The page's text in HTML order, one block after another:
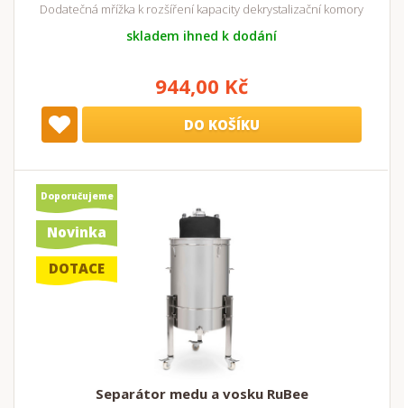
Dodatečná mřížka k rozšíření kapacity dekrystalizační komory
skladem ihned k dodání
944,00 Kč
DO KOŠÍKU
Doporučujeme
Novinka
DOTACE
Separátor medu a vosku RuBee